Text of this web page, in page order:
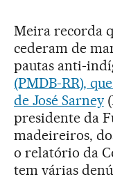
Meira recorda
cederam de
pautas anti-
(PMDB-RR),
de José Sarney
presidente da
madeireiros,
o relatório da
tem várias